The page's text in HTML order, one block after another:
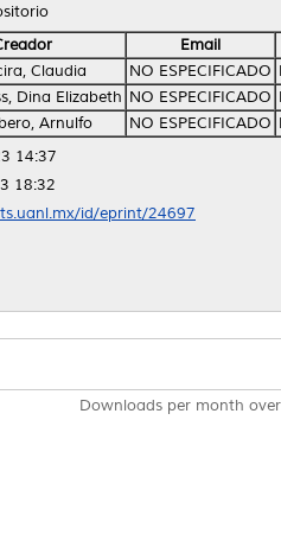
Email
Claudia
NO ESPECIFICADO
Dina Elizabeth NO ESPECIFICADO
Arnulfo
NO ESPECIFICADO
14:37
18:32
id/eprint/24697
Downloads per month